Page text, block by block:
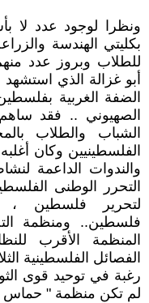
ونظرا لوجود عدد لا
بكليتي الهندسة
للطلاب وبروز عدد
أبو غزالة الذي
الصهيوني .. فقد
الشباب والطلاب
الفلسطينيين وكان
والندوات الداعمة
التحرر الوطنى
لتحرير فلسطين ،
فلسطين.. ومنظمة
المنظمة الأقرب
الفصائل الفلسطينية
رغبة في توحيد قوى
لم تكن منظمة "